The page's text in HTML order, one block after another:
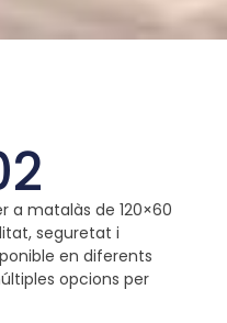
a matalàs de 120×60
seguretat i
en diferents
opcions per